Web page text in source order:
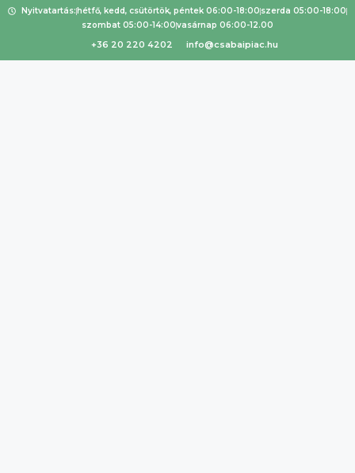
Nyitvatartás:hétfő, kedd, csütörtök, péntek 06:00-18:00szerda 05:00-18:00
szombat 05:00-14:00vasárnap 06:00-12.00
+36 20 220 4202 info@csabaipiac.hu